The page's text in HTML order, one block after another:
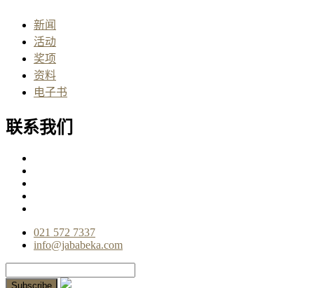
新闻
活动
奖项
资料
电子书
联系我们
021 572 7337
info@jababeka.com